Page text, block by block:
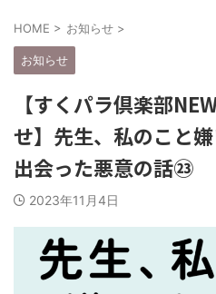
HOME > お知らせ >
お知らせ
【すくパラ倶楽部
せ】先生、私のこと
出会った悪意の話㉓
2023年11月4日